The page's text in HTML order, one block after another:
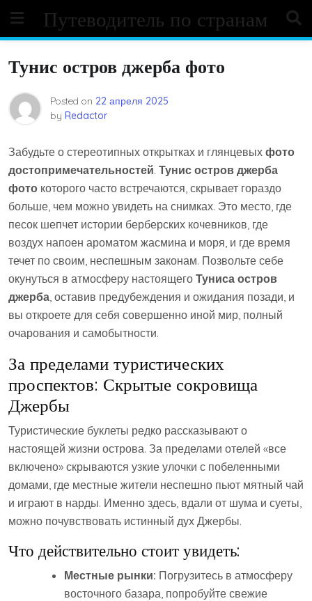
content
Путеводитель по странам
Тунис остров джерба фото
Posted on 22 апреля 2025
by Redactor
Забудьте о стереотипных открытках и глянцевых фото
достопримечательностей. Тунис остров джерба
фото которого часто встречаются, скрывает гораздо
больше, чем можно увидеть на снимках. Это место, где
песок шепчет истории берберских кочевников, где
воздух напоен ароматом жасмина и моря, и где время
течет по своим, неспешным законам. Позвольте себе
окунуться в атмосферу настоящего Туниса остров
джерба, оставив предубеждения и ожидания позади, и
вы откроете для себя совершенно иной мир, полный
очарования и самобытности.
За пределами туристических
проспектов: Скрытые сокровища
Джербы
Туристические буклеты редко рассказывают о
настоящей жизни острова. За пределами отелей «все
включено» скрываются узкие улочки с побеленными
домами, где местные жители неспешно пьют мятный чай
и играют в нарды. Именно здесь, вдали от шума и суеты,
можно почувствовать истинный дух Джербы.
Что действительно стоит увидеть:
Местные рынки: Погрузитесь в атмосферу
восточного базара, попробуйте свежие